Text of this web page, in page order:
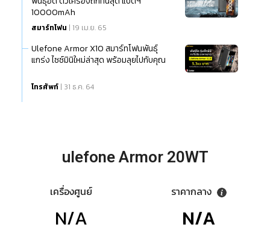
10000mAh
สมาร์ทโฟน | 19 เม.ย. 65
Ulefone Armor X10 สมาร์ทโฟนพันธุ์
แกร่ง ไซซ์มินิใหม่ล่าสุด พร้อมลุยไปกับคุณ
โทรศัพท์ | 31 ธ.ค. 64
ulefone Armor 20WT
เครื่องศูนย์
N/A
ราคากลาง
N/A